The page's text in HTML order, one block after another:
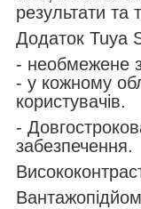
результати та
Додаток Tuya
- необмежене
- у кожному
користувачів.
-
забезпечення.